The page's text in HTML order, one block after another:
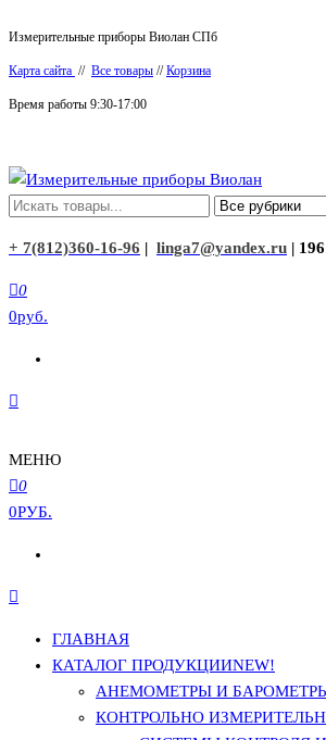
к
содержимому
Измерительные приборы Виолан СПб
Карта сайта // Все товары //Корзина
Время работы 9:30-17:00
Измерительные приборы Виолан
+ 7(812)360-16-96 | linga7@yandex.ru |
0
0руб.
МЕНЮ
0
0РУБ.
ГЛАВНАЯ
КАТАЛОГ ПРОДУКЦИИNEW!
АНЕМОМЕТРЫ И
КОНТРОЛЬНО